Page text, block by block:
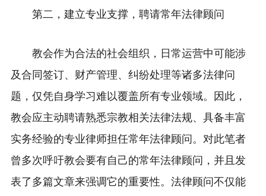
第二，建立专业支撑，聘请常年法律顾问
教会作为合法的社会组织，日常运营中可能涉
及合同签订、财产管理、纠纷处理等诸多法律问
题，仅凭自身学习难以覆盖所有专业领域。因此，
教会应主动聘请熟悉宗教相关法律法规、具备丰富
实务经验的专业律师担任常年法律顾问。对此笔者
曾多次呼吁教会要有自己的常年法律顾问，并且发
表了多篇文章来强调它的重要性。法律顾问不仅能